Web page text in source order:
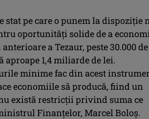
stat pe care o punem la dispoziţie
oportunităţi solide de a
a Tezaur, peste 30.000 de
aproape 1,4 miliarde de lei.
minime fac din acest
economiile să producă, fiind un
există restricţii privind suma ce
Finanţelor, Marcel Boloş.